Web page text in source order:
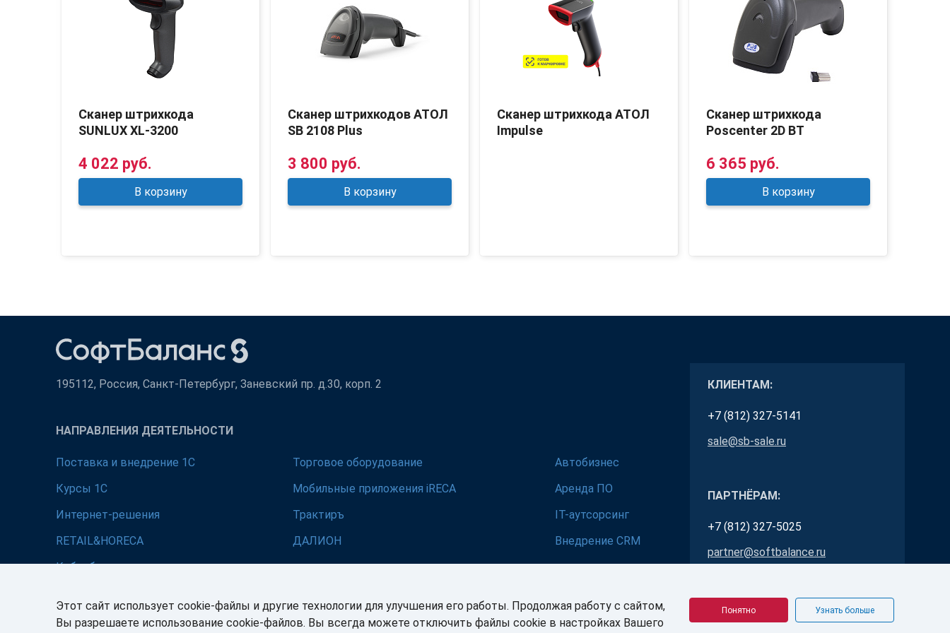
Сканер штрихкода
SUNLUX XL-3200
4 022 руб.
В корзину
Сканер штрихкодов АТОЛ
SB 2108 Plus
3 800 руб.
В корзину
Сканер штрихкода АТОЛ
Impulse
Сканер штрихкода
Poscenter 2D BT
6 365 руб.
В корзину
195112, Россия, Санкт-Петербург, Заневский пр. д.30, корп. 2
НАПРАВЛЕНИЯ ДЕЯТЕЛЬНОСТИ
Поставка и внедрение 1С Торговое оборудование
Автобизнес
Курсы 1С
Мобильные приложения iRECA
Аренда ПО
Интернет-решения
Трактиръ
IT-аутсорсинг
RETAIL&HORECA
ДАЛИОН
Внедрение CRM
Кибербезопасность
КЛИЕНТАМ:
+7 (812) 327-5141
sale@sb-sale.ru
ПАРТНЁРАМ:
+7 (812) 327-5025
partner@softbalance.ru
Этот сайт использует cookie-файлы и другие технологии для улучшения его работы. Продолжая работу с сайтом,
Вы разрешаете использование cookie-файлов. Вы всегда можете отключить файлы cookie в настройках Вашего
Понятно Узнать больше